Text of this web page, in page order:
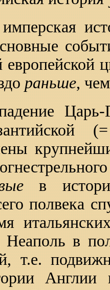
имперская
европейской
раньше,
в
полвека
Неаполь в
т.е.
Англии